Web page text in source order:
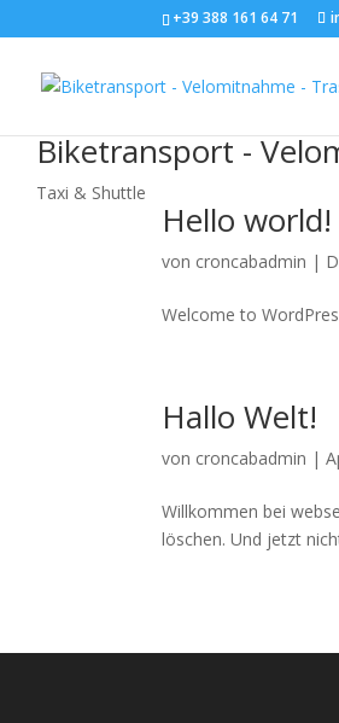
+39 388 161 64 71
Biketransport -
Taxi & Shuttle
Hello world!
von croncabadmin |
Welcome to
Hallo Welt!
von croncabadmin |
Willkommen bei
löschen. Und jetzt